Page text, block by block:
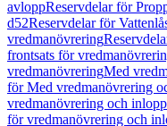
avloppReservdelar för
d52Reservdelar för
vredmanövrering
frontsats för
vredmanövreringMed
för Med vredmanövrering
vredmanövrering och
för vredmanövrering och